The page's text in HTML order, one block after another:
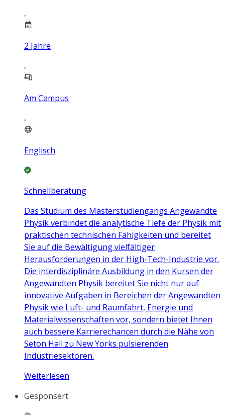
2 Jahre
Am Campus
Englisch
Schnellberatung
Das Studium des Masterstudiengangs Angewandte
Physik verbindet die analytische Tiefe der Physik mit
praktischen technischen Fähigkeiten und bereitet
Sie auf die Bewältigung vielfältiger
Herausforderungen in der High-Tech-Industrie vor.
Die interdisziplinäre Ausbildung in den Kursen der
Angewandten Physik bereitet Sie nicht nur auf
innovative Aufgaben in Bereichen der Angewandten
Physik wie Luft- und Raumfahrt, Energie und
Materialwissenschaften vor, sondern bietet Ihnen
auch bessere Karrierechancen durch die Nähe von
Seton Hall zu New Yorks pulsierenden
Industriesektoren.
Weiterlesen
Gesponsert